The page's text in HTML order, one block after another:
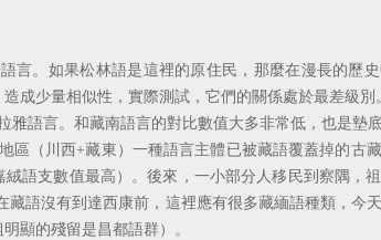
。如果松林語是這裡的原住民，那麼在漫長的歷史
成少量相似性，實際測試，它們的關係處於最差級別
語言。和藏南語言的對比數值大多非常低，也是墊底
（川西+藏東）一種語言主體已被藏語覆蓋掉的古
語支數值最高）。後來，一小部分人移民到察隅，
藏語沒有到達西康前，這裡應有很多藏緬語種類，今
顯的殘留是昌都語群）。